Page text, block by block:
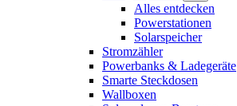
Alles entdecken
Powerstationen
Solarspeicher
Stromzähler
Powerbanks & Ladegeräte
Smarte Steckdosen
Wallboxen